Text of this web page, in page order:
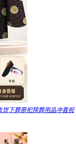
下葬祭祀殡葬用品冲喜祝